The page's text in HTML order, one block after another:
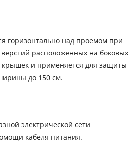
горизонтально над проемом при
расположенных на боковых
крышек и применяется для защиты
до 150 см.
электрической сети
кабеля питания.